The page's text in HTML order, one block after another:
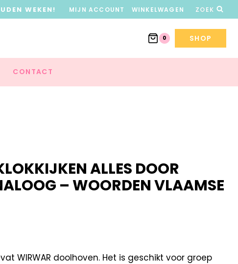
WEKEN! MIJN ACCOUNT WINKELWAGEN ZOEK
0 SHOP
CONTACT
ALLES DOOR
– WOORDEN VLAAMSE
WIRWAR doolhoven. Het is geschikt voor groep